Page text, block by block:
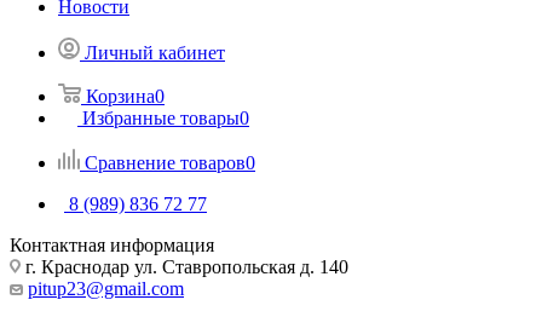
Новости
Личный кабинет
Корзина0
Избранные товары0
Сравнение товаров0
8 (989) 836 72 77
Контактная информация
г. Краснодар ул. Ставропольская д. 140
pitup23@gmail.com